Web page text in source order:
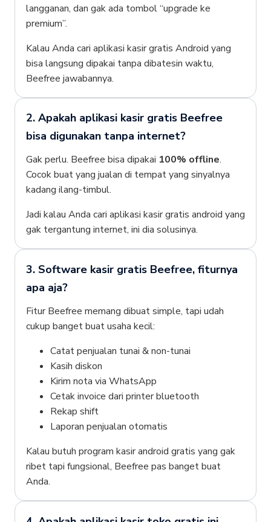
langganan, dan gak ada tombol “upgrade ke
premium”.
Kalau Anda cari aplikasi kasir gratis Android yang
bisa langsung dipakai tanpa dibatesin waktu,
Beefree jawabannya.
2. Apakah aplikasi kasir gratis Beefree
bisa digunakan tanpa internet?
Gak perlu. Beefree bisa dipakai 100% offline.
Cocok buat yang jualan di tempat yang sinyalnya
kadang ilang-timbul.
Jadi kalau Anda cari aplikasi kasir gratis android yang
gak tergantung internet, ini dia solusinya.
3. Software kasir gratis Beefree, fiturnya
apa aja?
Fitur Beefree memang dibuat simple, tapi udah
cukup banget buat usaha kecil:
Catat penjualan tunai & non-tunai
Kasih diskon
Kirim nota via WhatsApp
Cetak invoice dari printer bluetooth
Rekap shift
Laporan penjualan otomatis
Kalau butuh program kasir android gratis yang gak
ribet tapi fungsional, Beefree pas banget buat
Anda.